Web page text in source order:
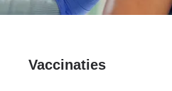
Vaccinaties